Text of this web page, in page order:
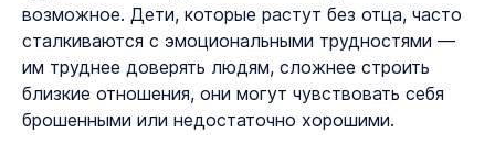
возможное. Дети, которые растут без отца, часто
сталкиваются с эмоциональными трудностями —
им труднее доверять людям, сложнее строить
близкие отношения, они могут чувствовать себя
брошенными или недостаточно хорошими.